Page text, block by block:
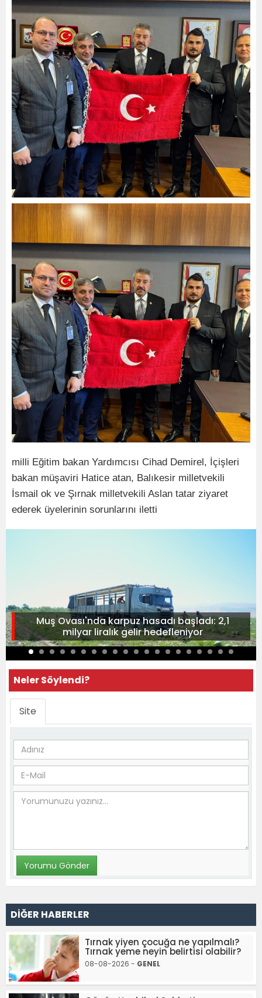
milli Eğitim bakan Yardımcısı Cihad Demirel, İçişleri
bakan müşaviri Hatice atan, Balıkesir milletvekili
İsmail ok ve Şırnak milletvekili Aslan tatar ziyaret
ederek üyelerinin sorunlarını iletti
Muş Ovası'nda karpuz hasadı başladı: 2,1
milyar liralık gelir hedefleniyor
Neler Söylendi?
Site
DİĞER HABERLER
Tırnak yiyen çocuğa ne yapılmalı?
Tırnak yeme neyin belirtisi olabilir?
08-08-2026 - GENEL